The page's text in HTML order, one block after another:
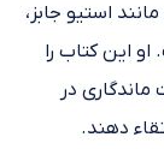
استیو جابز،
این کتاب را
در
دهند.